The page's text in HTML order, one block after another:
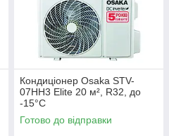
Кондиціонер Osaka STV-
07HH3 Elite 20 м², R32, до
-15°C
Готово до відправки